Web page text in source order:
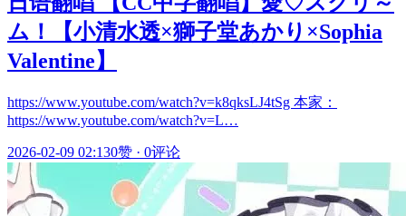
ム！【小清水透×獅子堂あかり×Sophia
Valentine】
https://www.youtube.com/watch?v=k8qksLJ4tSg 本家：
https://www.youtube.com/watch?v=L…
2026-02-09 02:130赞 · 0评论